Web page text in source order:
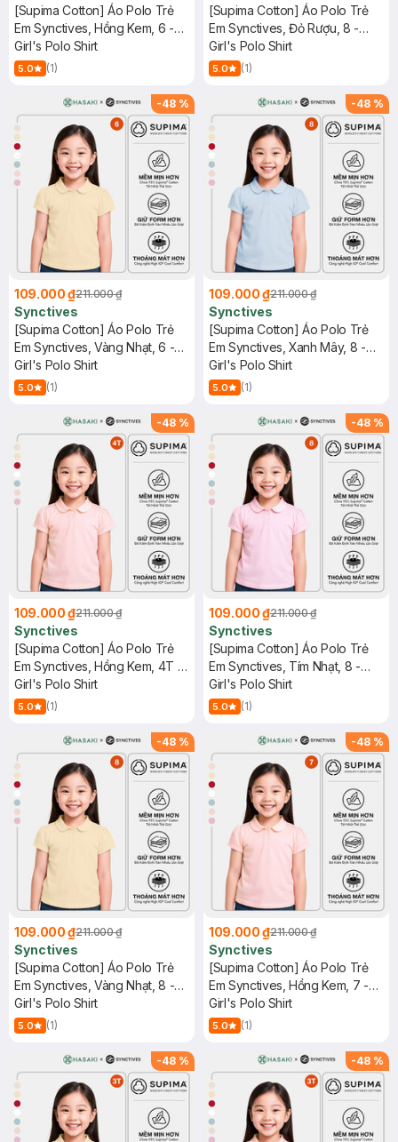
[Supima Cotton] Áo Polo Trẻ
Em Synctives, Hồng Kem, 6 -
CGPO01
Girl's Polo Shirt
5.0 (1)
[Supima Cotton] Áo Polo Trẻ
Em Synctives, Đỏ Rượu, 8 -
CGPO01
Girl's Polo Shirt
5.0 (1)
-48 %
109.000 ₫211.000 ₫
Synctives
[Supima Cotton] Áo Polo Trẻ
Em Synctives, Vàng Nhạt, 6 -
CGPO01
Girl's Polo Shirt
5.0 (1)
-48 %
109.000 ₫211.000 ₫
Synctives
[Supima Cotton] Áo Polo Trẻ
Em Synctives, Xanh Mây, 8 -
CGPO01
Girl's Polo Shirt
5.0 (1)
-48 %
109.000 ₫211.000 ₫
Synctives
[Supima Cotton] Áo Polo Trẻ
Em Synctives, Hồng Kem, 4T -
CGPO01
Girl's Polo Shirt
5.0 (1)
-48 %
109.000 ₫211.000 ₫
Synctives
[Supima Cotton] Áo Polo Trẻ
Em Synctives, Tím Nhạt, 8 -
CGPO01
Girl's Polo Shirt
5.0 (1)
-48 %
109.000 ₫211.000 ₫
Synctives
[Supima Cotton] Áo Polo Trẻ
Em Synctives, Vàng Nhạt, 8 -
CGPO01
Girl's Polo Shirt
5.0 (1)
-48 %
109.000 ₫211.000 ₫
Synctives
[Supima Cotton] Áo Polo Trẻ
Em Synctives, Hồng Kem, 7 -
CGPO01
Girl's Polo Shirt
5.0 (1)
-48 % -48 %